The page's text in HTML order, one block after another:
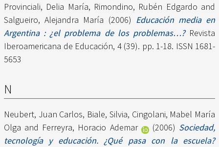
Provinciali, Delia María, Rimondino, Rubén Edgardo and
Salgueiro, Alejandra María (2006) Educación media en
Argentina : ¿el problema de los problemas…?Revista
Iberoamericana de Educación, 4 (39). pp. 1-18. ISSN 1681-
5653
N
Neubert, Juan Carlos, Biale, Silvia, Cingolani, Mabel María
Olga and Ferreyra, Horacio Ademar (2006) Sociedad,
tecnología y educación. ¿Qué pasa con la escuela?